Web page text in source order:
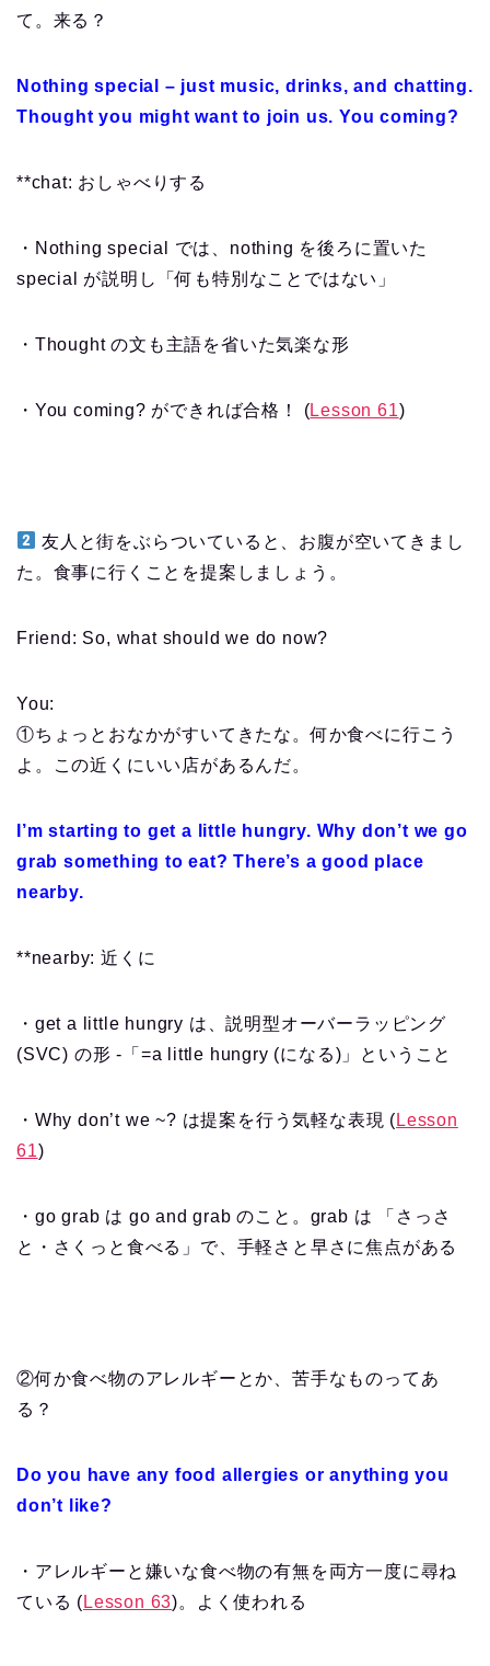
て。来る？
Nothing special – just music, drinks, and chatting.
Thought you might want to join us. You coming?
**chat: おしゃべりする
・Nothing special では、nothing を後ろに置いた
special が説明し「何も特別なことではない」
・Thought の文も主語を省いた気楽な形
・You coming? ができれば合格！ (Lesson 61)
友人と街をぶらついていると、お腹が空いてきまし
た。食事に行くことを提案しましょう。
Friend: So, what should we do now?
You:
①ちょっとおなかがすいてきたな。何か食べに行こう
よ。この近くにいい店があるんだ。
I’m starting to get a little hungry. Why don’t we go
grab something to eat? There’s a good place
nearby.
**nearby: 近くに
・get a little hungry は、説明型オーバーラッピング
(SVC) の形 -「=a little hungry (になる)」ということ
・Why don’t we ~? は提案を行う気軽な表現 ( Lesson
61)
・go grab は go and grab のこと。grab は 「さっさ
と・さくっと食べる」で、手軽さと早さに焦点がある
②何か食べ物のアレルギーとか、苦手なものってあ
る？
Do you have any food allergies or anything you
don’t like?
・アレルギーと嫌いな食べ物の有無を両方一度に尋ね
ている ( Lesson 63)。よく使われる